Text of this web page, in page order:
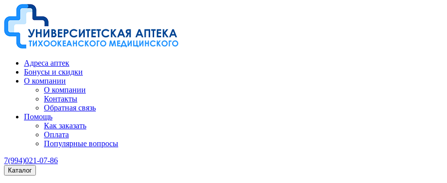
Адреса аптек
Бонусы и скидки
О компании
О компании
Контакты
Обратная связь
Помощь
Как заказать
Оплата
Популярные вопросы
7(994)021-07-86
Каталог